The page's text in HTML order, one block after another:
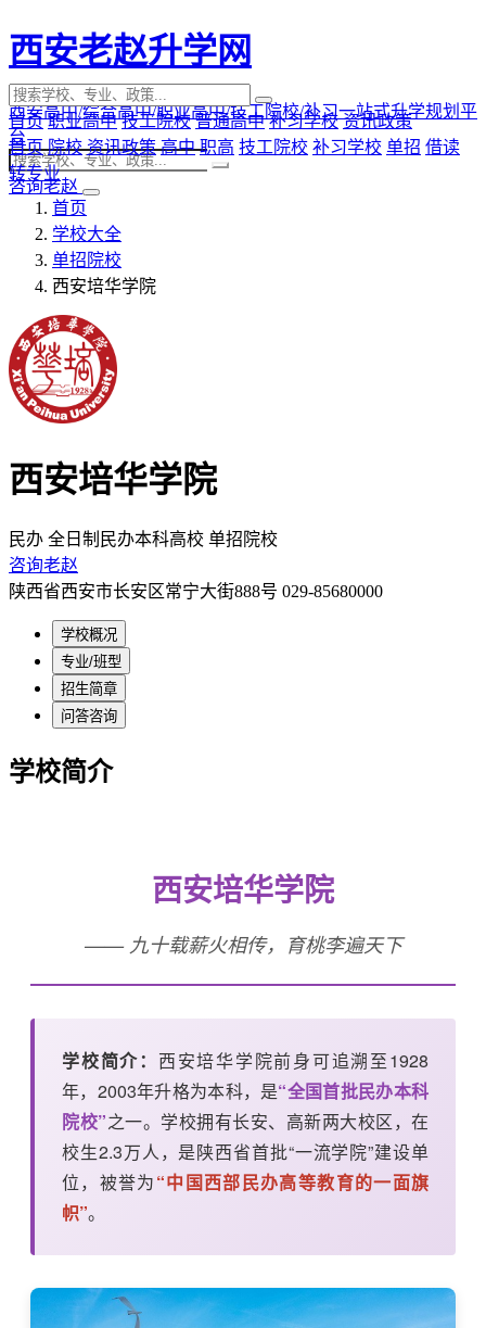
西安老赵升学网
西安高中/综合高中/职业高中/技工院校/补习一站式升学规划平
台
咨询老赵
首页 职业高中 技工院校 普通高中 补习学校 资讯政策
首页 院校 资讯政策 高中 职高 技工院校 补习学校 单招 借读
转专业
首页
学校大全
单招院校
西安培华学院
西安培华学院
民办 全日制民办本科高校 单招院校
咨询老赵
陕西省西安市长安区常宁大街888号 029-85680000
学校概况
专业/班型
招生简章
问答咨询
学校简介
西安培华学院
—— 九十载薪火相传，育桃李遍天下
学校简介： 西安培华学院前身可追溯至1928
年，2003年升格为本科，是“全国首批民办本科
院校”之一。学校拥有长安、高新两大校区，在
校生2.3万人，是陕西省首批“一流学院”建设单
位，被誉为“中国西部民办高等教育的一面旗
帜”。